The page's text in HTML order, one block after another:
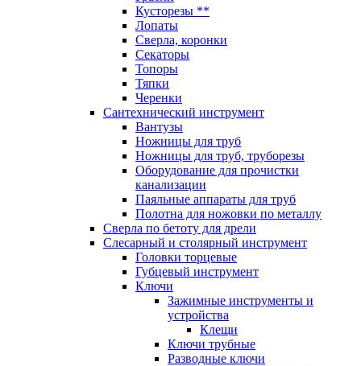
Кусторезы **
Лопаты
Сверла, коронки
Секаторы
Топоры
Тяпки
Черенки
Сантехнический инструмент
Вантузы
Ножницы для труб
Ножницы для труб, труборезы
Оборудование для прочистки
канализации
Паяльные аппараты для труб
Полотна для ножовки по металлу
Сверла по бетоту для дрели
Слесарный и столярный инструмент
Головки торцевые
Губцевый инструмент
Ключи
Зажимные инструменты и
устройства
Клещи
Ключи трубные
Разводные ключи